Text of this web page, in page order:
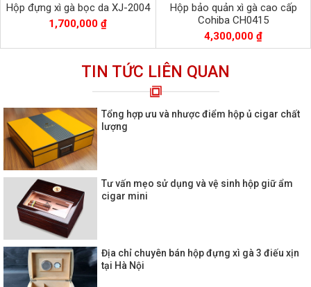
Hộp đựng xì gà bọc da XJ-2004
1,700,000 ₫
Hộp bảo quản xì gà cao cấp
Cohiba CH0415
4,300,000 ₫
TIN TỨC LIÊN QUAN
Tổng hợp ưu và nhược điểm hộp ủ cigar chất
lượng
Tư vấn mẹo sử dụng và vệ sinh hộp giữ ẩm
cigar mini
Địa chỉ chuyên bán hộp đựng xì gà 3 điếu xịn
tại Hà Nội